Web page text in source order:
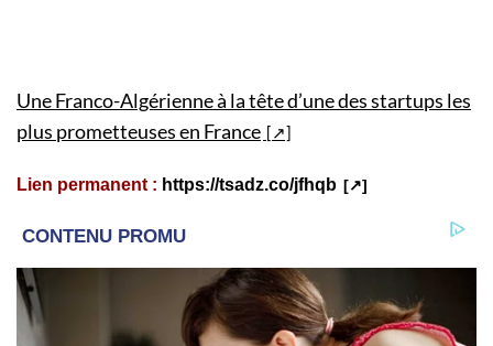
Une Franco-Algérienne à la tête d’une des startups les
plus prometteuses en France
Lien permanent : https://tsadz.co/jfhqb